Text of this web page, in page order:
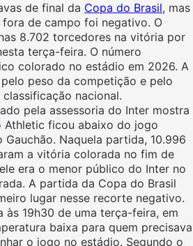
de final da Copa do Brasil, mas
de campo foi negativo. O
8.702 torcedores na vitória por
terça-feira. O número
colorado no estádio em 2026. A
peso da competição e pelo
nacional.
pela assessoria do Inter mostra
ficou abaixo do jogo
Naquela partida, 10.996
a vitória colorada no fim de
era o menor público do Inter no
A partida da Copa do Brasil
lugar nesse recorte negativo.
19h30 de uma terça-feira, em
baixa para quem precisava
o jogo no estádio. Segundo o